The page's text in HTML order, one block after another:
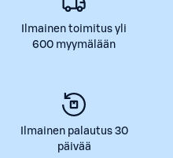
Ilmainen toimitus yli
600 myymälään
Ilmainen palautus 30
päivää